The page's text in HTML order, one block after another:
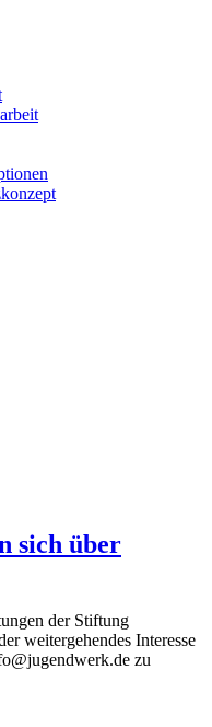
sich über
der Stiftung
weitergehendes Interesse
zu